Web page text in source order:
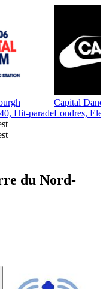
Hit-parade
Capital
Londres,
du Nord-